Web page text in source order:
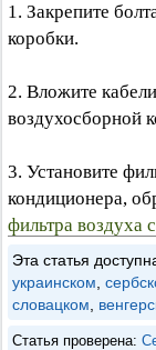
1. Закрепите
коробки.
2. Вложите
воздухосборной
3. Установите
кондиционера,
фильтра воздуха
Эта статья
украинском
словацком
Статья проверена: